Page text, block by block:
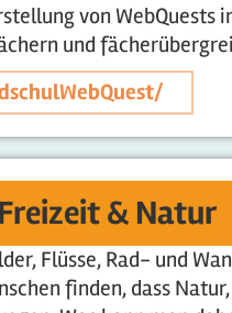
von
und
Freizeit & Natur
Flüsse, Rad- und
finden, dass